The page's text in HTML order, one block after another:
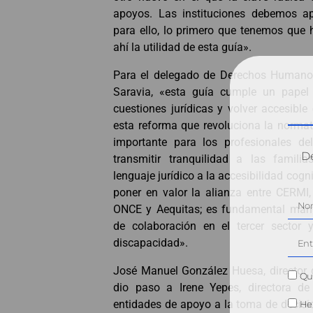
apoyos. Las instituciones debemos
para ello, lo primero que tenemos que
ahí la utilidad de esta guía».
Para el delegado de Derechos
Saravia, «esta guía cumple un papel
cuestiones jurídicas y volver
esta reforma que revoluciona la
importante para los profesionales
transmitir tranquilidad a las
lenguaje jurídico a la accesibilidad
poner en valor la alianza entre CERMI,
ONCE y Aequitas; es fundamental
de colaboración en el tercer
discapacidad».
José Manuel González Huesa, director
dio paso a Irene Yepes, directora
entidades de apoyo a la toma de